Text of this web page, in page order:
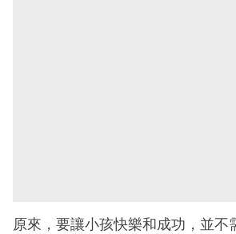
原來，要讓小孩快樂和成功，並不